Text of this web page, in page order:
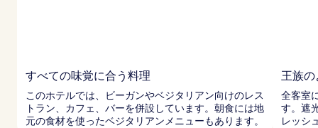
すべての味覚に合う料理
このホテルでは、ビーガンやベジタリアン向けのレス
トラン、カフェ、バーを併設しています。朝食には地
元の食材を使ったベジタリアンメニューもあります。
王族
全客室
す。遮
レッシ